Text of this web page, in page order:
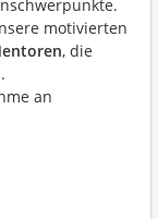
motivierten
, die
an